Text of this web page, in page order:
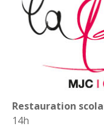
Restauration
14h